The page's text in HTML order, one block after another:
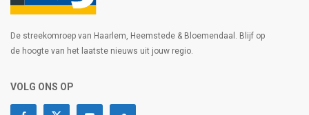
De streekomroep van Haarlem, Heemstede & Bloemendaal. Blijf op
de hoogte van het laatste nieuws uit jouw regio.
VOLG ONS OP